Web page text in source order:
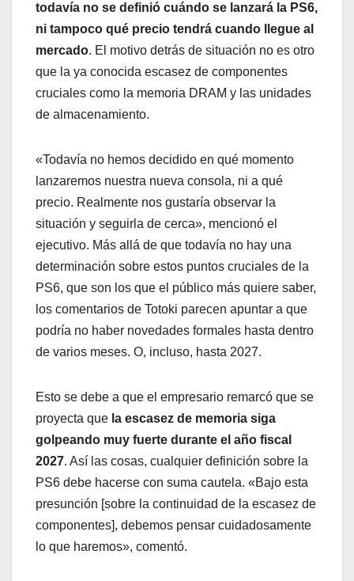
todavía no se definió cuándo se lanzará la PS6,
ni tampoco qué precio tendrá cuando llegue al
mercado. El motivo detrás de situación no es otro
que la ya conocida escasez de componentes
cruciales como la memoria DRAM y las unidades
de almacenamiento.
«Todavía no hemos decidido en qué momento
lanzaremos nuestra nueva consola, ni a qué
precio. Realmente nos gustaría observar la
situación y seguirla de cerca», mencionó el
ejecutivo. Más allá de que todavía no hay una
determinación sobre estos puntos cruciales de la
PS6, que son los que el público más quiere saber,
los comentarios de Totoki parecen apuntar a que
podría no haber novedades formales hasta dentro
de varios meses. O, incluso, hasta 2027.
Esto se debe a que el empresario remarcó que se
proyecta que la escasez de memoria siga
golpeando muy fuerte durante el año fiscal
2027. Así las cosas, cualquier definición sobre la
PS6 debe hacerse con suma cautela. «Bajo esta
presunción [sobre la continuidad de la escasez de
componentes], debemos pensar cuidadosamente
lo que haremos», comentó.